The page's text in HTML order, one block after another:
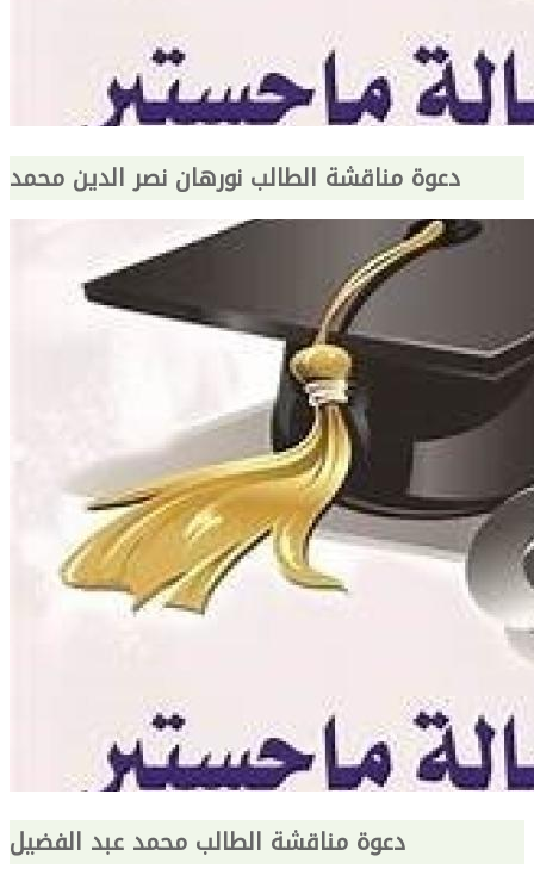
دعوة مناقشة الطالب نورهان نصر الدين محمد
دعوة مناقشة الطالب محمد عبد الفضيل